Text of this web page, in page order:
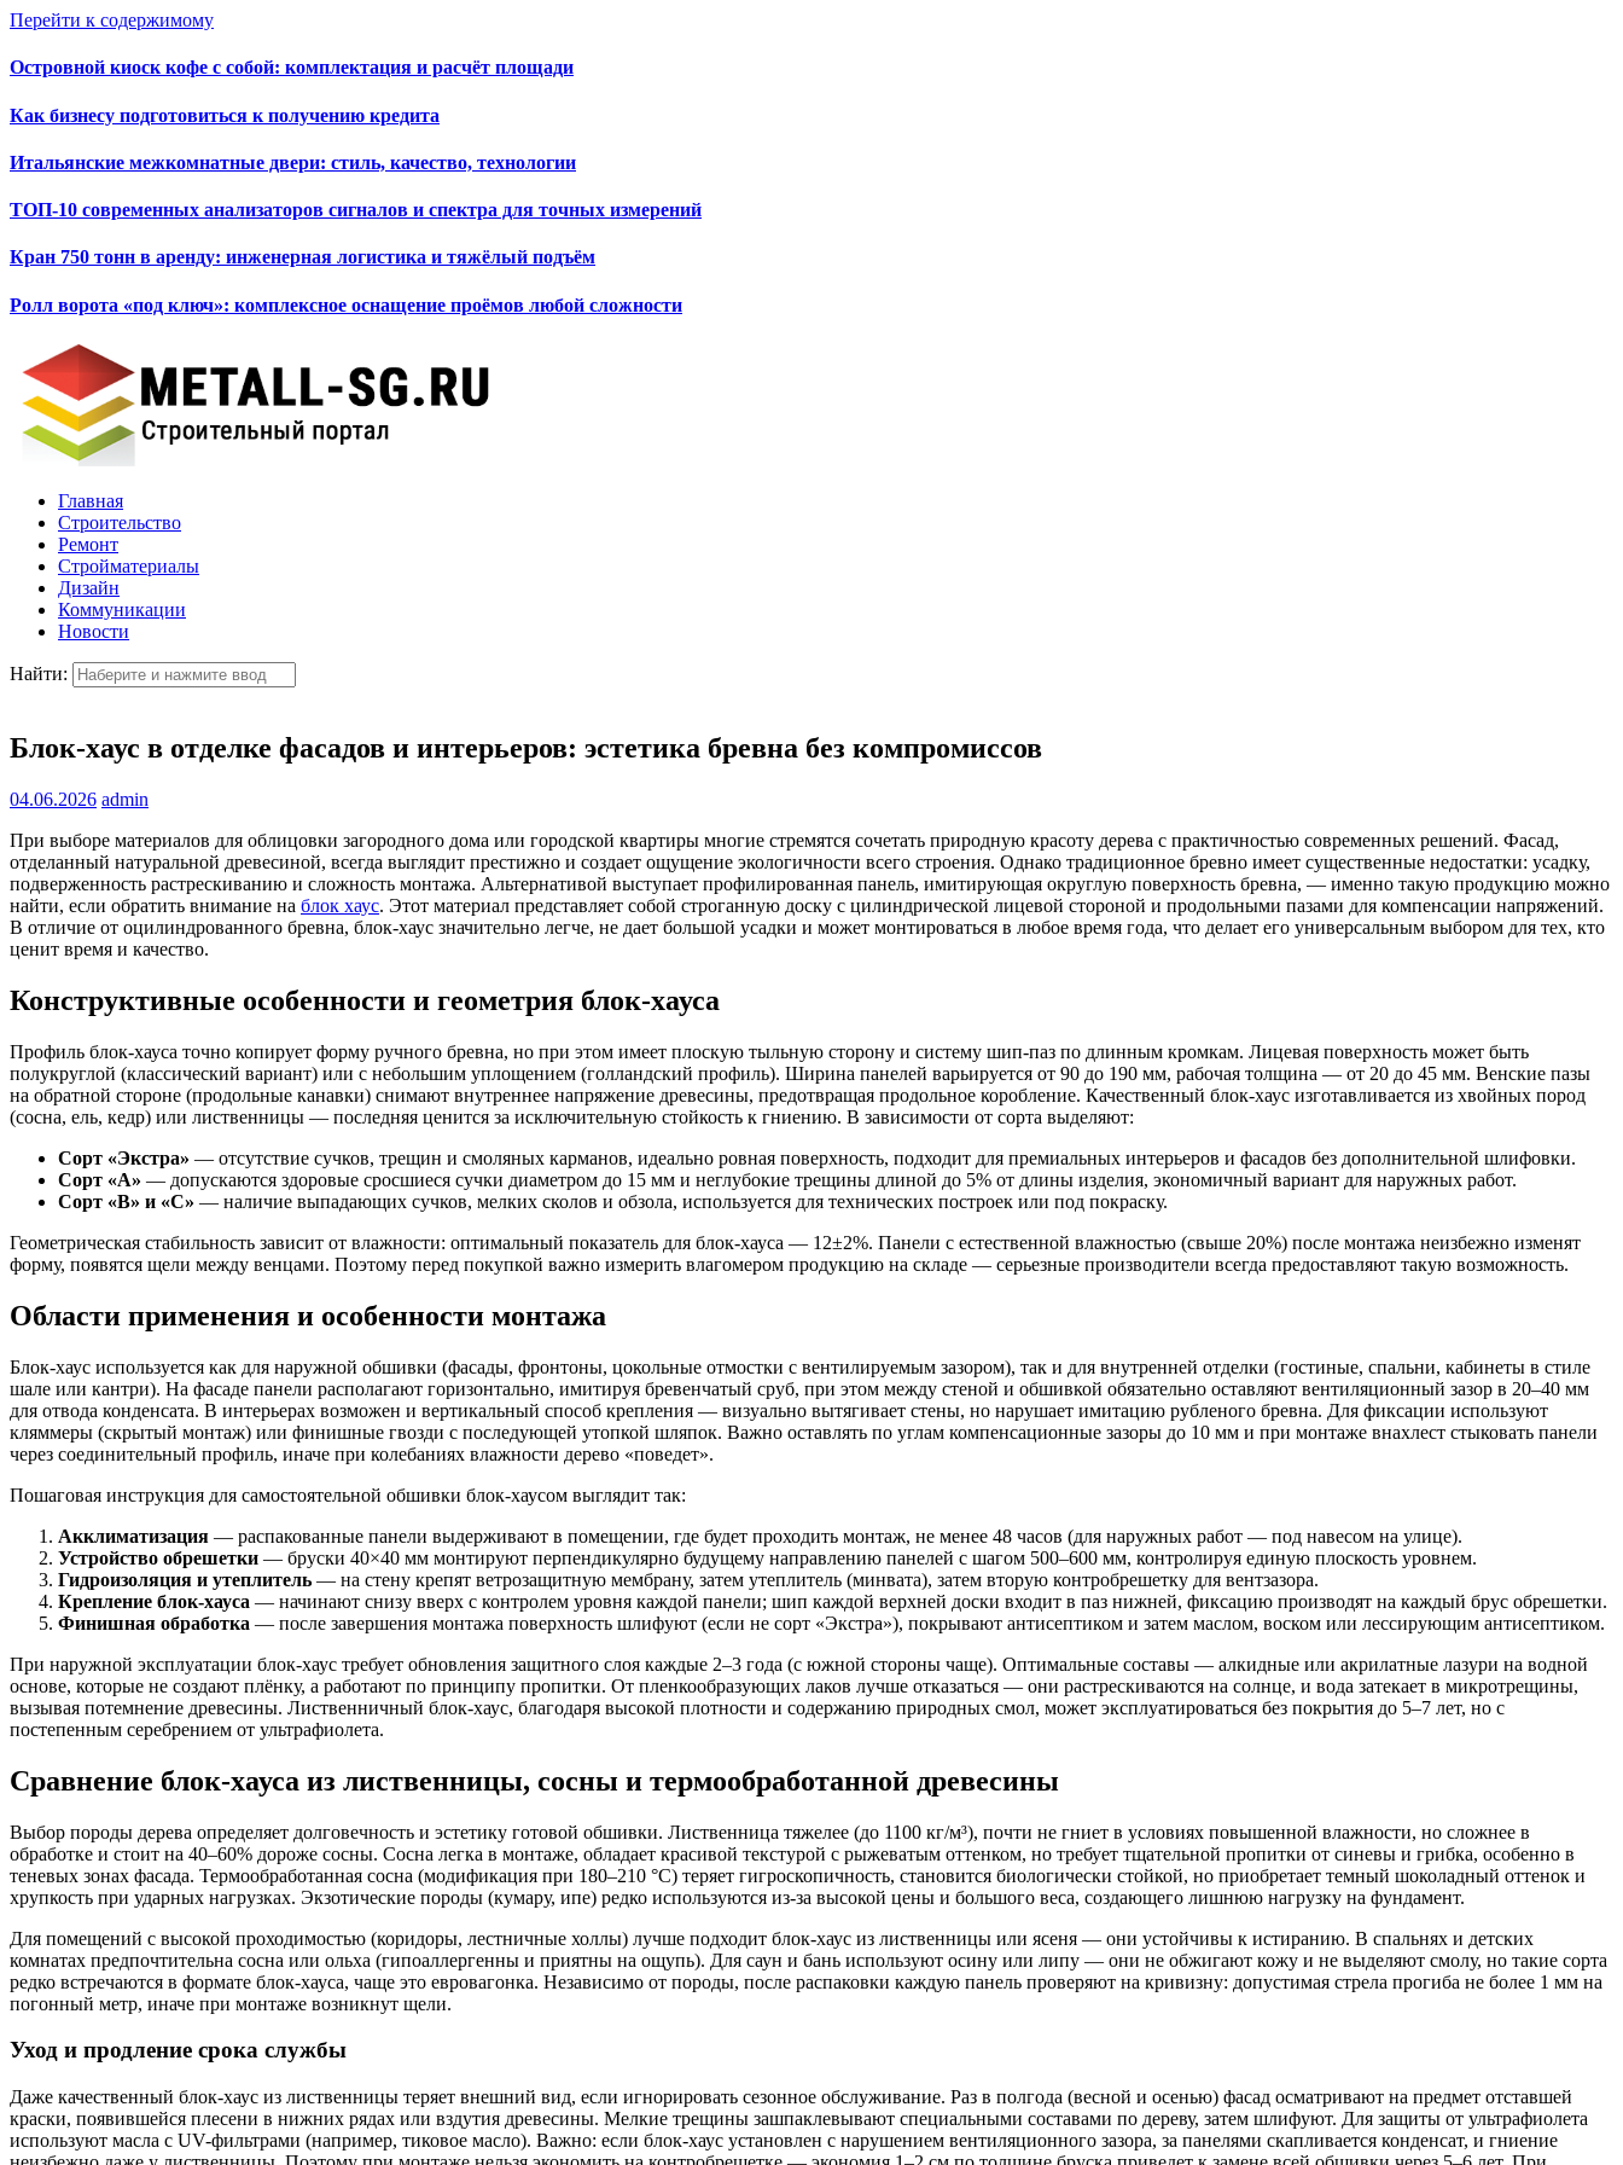
Перейти к содержимому
Островной киоск кофе с собой: комплектация и расчёт площади
Как бизнесу подготовиться к получению кредита
Итальянские межкомнатные двери: стиль, качество, технологии
ТОП-10 современных анализаторов сигналов и спектра для точных измерений
Кран 750 тонн в аренду: инженерная логистика и тяжёлый подъём
Ролл ворота «под ключ»: комплексное оснащение проёмов любой сложности
Главная
Строительство
Ремонт
Стройматериалы
Дизайн
Коммуникации
Новости
Найти:
Блок-хаус в отделке фасадов и интерьеров: эстетика бревна без компромиссов
04.06.2026 admin
При выборе материалов для облицовки загородного дома или городской квартиры многие стремятся сочетать природную красоту дерева с практичностью современных решений. Фасад,
отделанный натуральной древесиной, всегда выглядит престижно и создает ощущение экологичности всего строения. Однако традиционное бревно имеет существенные недостатки: усадку,
подверженность растрескиванию и сложность монтажа. Альтернативой выступает профилированная панель, имитирующая округлую поверхность бревна, — именно такую продукцию можно
найти, если обратить внимание на блок хаус. Этот материал представляет собой строганную доску с цилиндрической лицевой стороной и продольными пазами для компенсации напряжений.
В отличие от оцилиндрованного бревна, блок-хаус значительно легче, не дает большой усадки и может монтироваться в любое время года, что делает его универсальным выбором для тех, кто
ценит время и качество.
Конструктивные особенности и геометрия блок-хауса
Профиль блок-хауса точно копирует форму ручного бревна, но при этом имеет плоскую тыльную сторону и систему шип-паз по длинным кромкам. Лицевая поверхность может быть
полукруглой (классический вариант) или с небольшим уплощением (голландский профиль). Ширина панелей варьируется от 90 до 190 мм, рабочая толщина — от 20 до 45 мм. Венские пазы
на обратной стороне (продольные канавки) снимают внутреннее напряжение древесины, предотвращая продольное коробление. Качественный блок-хаус изготавливается из хвойных пород
(сосна, ель, кедр) или лиственницы — последняя ценится за исключительную стойкость к гниению. В зависимости от сорта выделяют:
Сорт «Экстра» — отсутствие сучков, трещин и смоляных карманов, идеально ровная поверхность, подходит для премиальных интерьеров и фасадов без дополнительной шлифовки.
Сорт «А» — допускаются здоровые сросшиеся сучки диаметром до 15 мм и неглубокие трещины длиной до 5% от длины изделия, экономичный вариант для наружных работ.
Сорт «В» и «С» — наличие выпадающих сучков, мелких сколов и обзола, используется для технических построек или под покраску.
Геометрическая стабильность зависит от влажности: оптимальный показатель для блок-хауса — 12±2%. Панели с естественной влажностью (свыше 20%) после монтажа неизбежно изменят
форму, появятся щели между венцами. Поэтому перед покупкой важно измерить влагомером продукцию на складе — серьезные производители всегда предоставляют такую возможность.
Области применения и особенности монтажа
Блок-хаус используется как для наружной обшивки (фасады, фронтоны, цокольные отмостки с вентилируемым зазором), так и для внутренней отделки (гостиные, спальни, кабинеты в стиле
шале или кантри). На фасаде панели располагают горизонтально, имитируя бревенчатый сруб, при этом между стеной и обшивкой обязательно оставляют вентиляционный зазор в 20–40 мм
для отвода конденсата. В интерьерах возможен и вертикальный способ крепления — визуально вытягивает стены, но нарушает имитацию рубленого бревна. Для фиксации используют
кляммеры (скрытый монтаж) или финишные гвозди с последующей утопкой шляпок. Важно оставлять по углам компенсационные зазоры до 10 мм и при монтаже внахлест стыковать панели
через соединительный профиль, иначе при колебаниях влажности дерево «поведет».
Пошаговая инструкция для самостоятельной обшивки блок-хаусом выглядит так:
Акклиматизация — распакованные панели выдерживают в помещении, где будет проходить монтаж, не менее 48 часов (для наружных работ — под навесом на улице).
Устройство обрешетки — бруски 40×40 мм монтируют перпендикулярно будущему направлению панелей с шагом 500–600 мм, контролируя единую плоскость уровнем.
Гидроизоляция и утеплитель — на стену крепят ветрозащитную мембрану, затем утеплитель (минвата), затем вторую контробрешетку для вентзазора.
Крепление блок-хауса — начинают снизу вверх с контролем уровня каждой панели; шип каждой верхней доски входит в паз нижней, фиксацию производят на каждый брус обрешетки.
Финишная обработка — после завершения монтажа поверхность шлифуют (если не сорт «Экстра»), покрывают антисептиком и затем маслом, воском или лессирующим антисептиком.
При наружной эксплуатации блок-хаус требует обновления защитного слоя каждые 2–3 года (с южной стороны чаще). Оптимальные составы — алкидные или акрилатные лазури на водной
основе, которые не создают плёнку, а работают по принципу пропитки. От пленкообразующих лаков лучше отказаться — они растрескиваются на солнце, и вода затекает в микротрещины,
вызывая потемнение древесины. Лиственничный блок-хаус, благодаря высокой плотности и содержанию природных смол, может эксплуатироваться без покрытия до 5–7 лет, но с
постепенным серебрением от ультрафиолета.
Сравнение блок-хауса из лиственницы, сосны и термообработанной древесины
Выбор породы дерева определяет долговечность и эстетику готовой обшивки. Лиственница тяжелее (до 1100 кг/м³), почти не гниет в условиях повышенной влажности, но сложнее в
обработке и стоит на 40–60% дороже сосны. Сосна легка в монтаже, обладает красивой текстурой с рыжеватым оттенком, но требует тщательной пропитки от синевы и грибка, особенно в
теневых зонах фасада. Термообработанная сосна (модификация при 180–210 °C) теряет гигроскопичность, становится биологически стойкой, но приобретает темный шоколадный оттенок и
хрупкость при ударных нагрузках. Экзотические породы (кумару, ипе) редко используются из-за высокой цены и большого веса, создающего лишнюю нагрузку на фундамент.
Для помещений с высокой проходимостью (коридоры, лестничные холлы) лучше подходит блок-хаус из лиственницы или ясеня — они устойчивы к истиранию. В спальнях и детских
комнатах предпочтительна сосна или ольха (гипоаллергенны и приятны на ощупь). Для саун и бань используют осину или липу — они не обжигают кожу и не выделяют смолу, но такие сорта
редко встречаются в формате блок-хауса, чаще это евровагонка. Независимо от породы, после распаковки каждую панель проверяют на кривизну: допустимая стрела прогиба не более 1 мм на
погонный метр, иначе при монтаже возникнут щели.
Уход и продление срока службы
Даже качественный блок-хаус из лиственницы теряет внешний вид, если игнорировать сезонное обслуживание. Раз в полгода (весной и осенью) фасад осматривают на предмет отставшей
краски, появившейся плесени в нижних рядах или вздутия древесины. Мелкие трещины зашпаклевывают специальными составами по дереву, затем шлифуют. Для защиты от ультрафиолета
используют масла с UV-фильтрами (например, тиковое масло). Важно: если блок-хаус установлен с нарушением вентиляционного зазора, за панелями скапливается конденсат, и гниение